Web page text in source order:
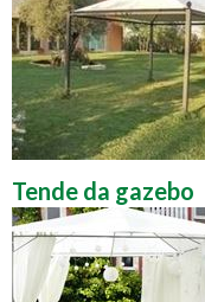
Tende da gazebo